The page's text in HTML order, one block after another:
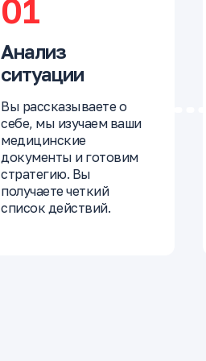
01
Анализ
ситуации
Вы рассказываете о
себе, мы изучаем ваши
медицинские
документы и готовим
стратегию. Вы
получаете четкий
список действий.